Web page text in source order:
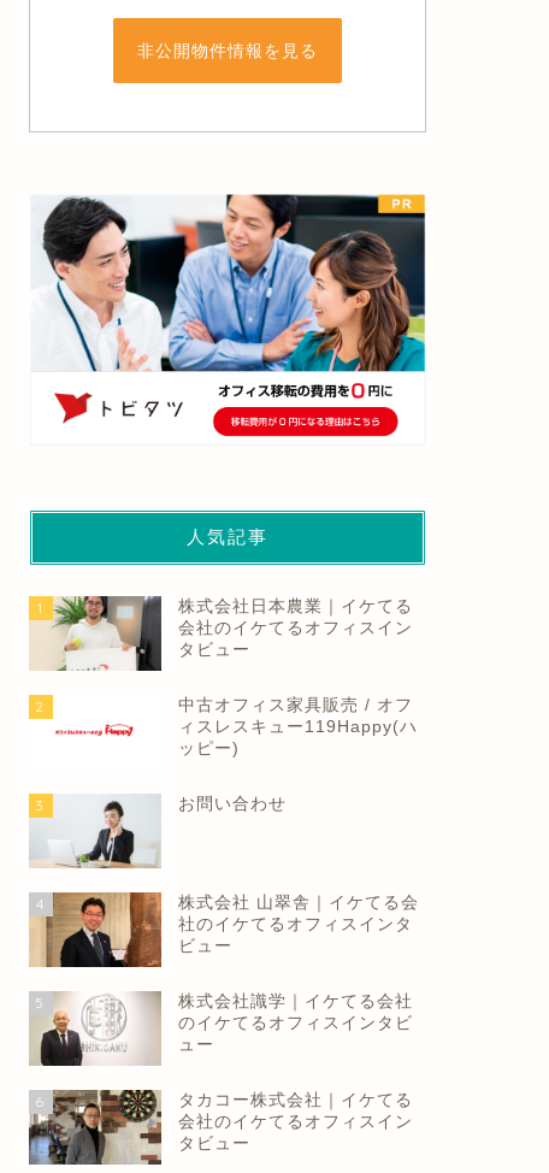
機能性・デザイン性に優れた新
TOKIOカタログ.Vol15...
2022年12月21日
が警鐘
非公開物件情報を見る
人気記事
1
株式会社日本農業｜イケてる
会社のイケてるオフィスイン
タビュー
2
中古オフィス家具販売 / オフ
ィスレスキュー119Happy(ハ
ッピー)
3 お問い合わせ
4
株式会社 山翠舎｜イケてる会
社のイケてるオフィスインタ
ビュー
5
株式会社識学｜イケてる会社
のイケてるオフィスインタビ
ュー
6
タカコー株式会社｜イケてる
会社のイケてるオフィスイン
タビュー